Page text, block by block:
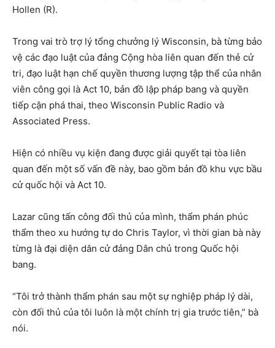
Hollen (R).
Trong vai trò trợ lý tổng chưởng lý Wisconsin, bà từng bảo
vệ các đạo luật của đảng Cộng hòa liên quan đến thẻ cử
tri, đạo luật hạn chế quyền thương lượng tập thể của nhân
viên công gọi là Act 10, bản đồ lập pháp bang và quyền
tiếp cận phá thai, theo Wisconsin Public Radio và
Associated Press.
Hiện có nhiều vụ kiện đang được giải quyết tại tòa liên
quan đến một số vấn đề này, bao gồm bản đồ khu vực bầu
cử quốc hội và Act 10.
Lazar cũng tấn công đối thủ của mình, thẩm phán phúc
thẩm theo xu hướng tự do Chris Taylor, vì thời gian bà này
từng là đại diện dân cử đảng Dân chủ trong Quốc hội
bang.
“Tôi trở thành thẩm phán sau một sự nghiệp pháp lý dài,
còn đối thủ của tôi luôn là một chính trị gia trước tiên,” bà
nói.